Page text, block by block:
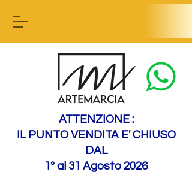
ATTENZIONE :
IL PUNTO VENDITA E' CHIUSO
DAL
1° al 31 Agosto 2026